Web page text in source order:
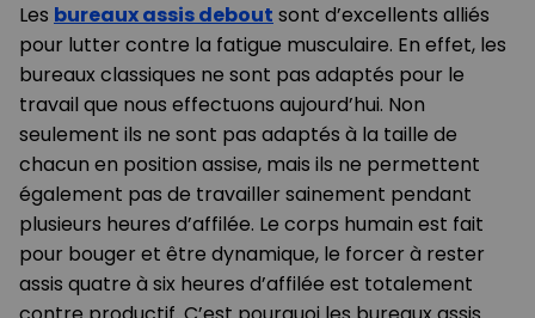
Les bureaux assis debout sont d’excellents alliés
pour lutter contre la fatigue musculaire. En effet, les
bureaux classiques ne sont pas adaptés pour le
travail que nous effectuons aujourd’hui. Non
seulement ils ne sont pas adaptés à la taille de
chacun en position assise, mais ils ne permettent
également pas de travailler sainement pendant
plusieurs heures d’affilée. Le corps humain est fait
pour bouger et être dynamique, le forcer à rester
assis quatre à six heures d’affilée est totalement